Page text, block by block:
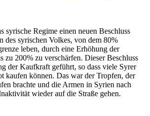
syrische Regime einen neuen Beschluss
des syrischen Volkes, von dem 80%
leben, durch eine Erhöhung der
zu 200% zu verschärfen. Dieser Beschluss
der Kaufkraft geführt, so dass viele Syrer
kaufen können. Das war der Tropfen, der
brachte und die Armen in Syrien nach
wieder auf die Straße gehen.